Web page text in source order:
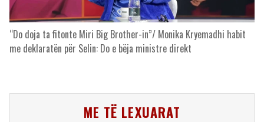
“Do doja ta fitonte Miri Big Brother-in”/ Monika Kryemadhi habit
me deklaratën për Selin: Do e bëja ministre direkt
ME TË LEXUARAT